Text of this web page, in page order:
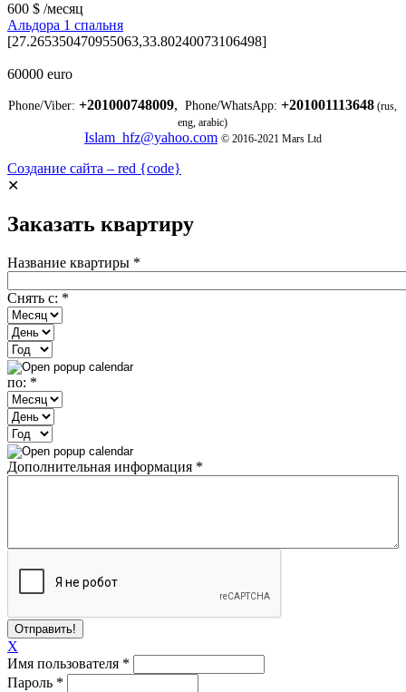
600 $ /месяц
Альдора 1 спальня
[27.265350470955063,33.80240073106498]
60000 euro
Phone/Viber:+201000748009, Phone/WhatsApp:+201001113648 (rus,
eng, arabic)
Islam_hfz@yahoo.com © 2016-2021 Mars Ltd
Создание сайта – red {code}
✕
Заказать квартиру
Название квартиры *
Снять с: *
Месяц
День
Год
по: *
Месяц
День
Год
Дополнительная информация *
X
Имя пользователя *
Пароль *